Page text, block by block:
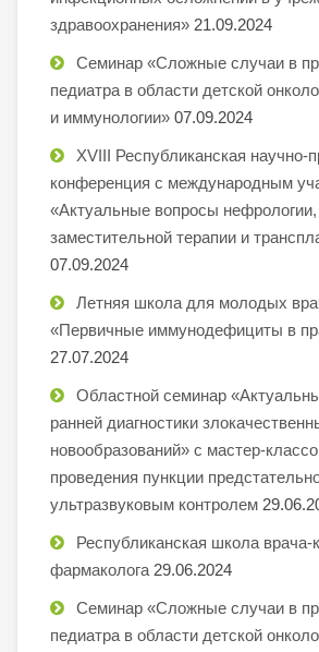
здравоохранения» 21.09.2024
Семинар «Сложные случаи в
педиатра в области детской
и иммунологии» 07.09.2024
XVIII Республиканская научно-
конференция с международным
«Актуальные вопросы
заместительной терапии и
07.09.2024
Летняя школа для молодых
«Первичные иммунодефициты в
27.07.2024
Областной семинар
ранней диагностики
новообразований» с мастер-
проведения пункции
ультразвуковым контролем
Республиканская школа врача-
фармаколога 29.06.2024
Семинар «Сложные случаи в
педиатра в области детской